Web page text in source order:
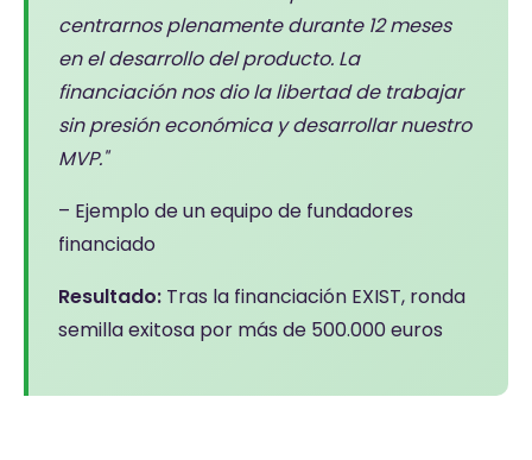
centrarnos plenamente durante 12 meses
en el desarrollo del producto. La
financiación nos dio la libertad de trabajar
sin presión económica y desarrollar nuestro
MVP."
– Ejemplo de un equipo de fundadores
financiado
Resultado: Tras la financiación EXIST, ronda
semilla exitosa por más de 500.000 euros